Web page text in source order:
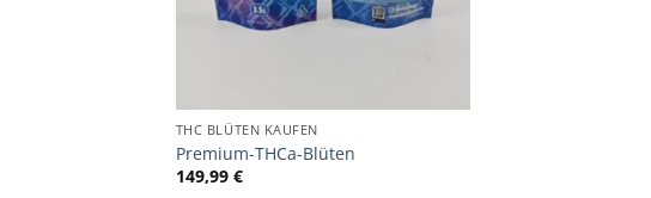
THC BLÜTEN KAUFEN
Premium-THCa-Blüten
149,99 €